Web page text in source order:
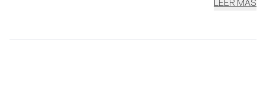
transformar tu habitación añadiendo encanto y
LEER MÁS